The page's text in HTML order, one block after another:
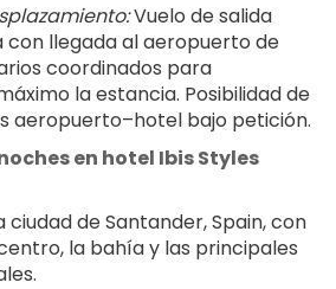
Vuelo de salida
con llegada al aeropuerto de
coordinados para
la estancia. Posibilidad de
aeropuerto–hotel bajo petición.
en hotel Ibis Styles
ciudad de Santander, Spain, con
la bahía y las principales